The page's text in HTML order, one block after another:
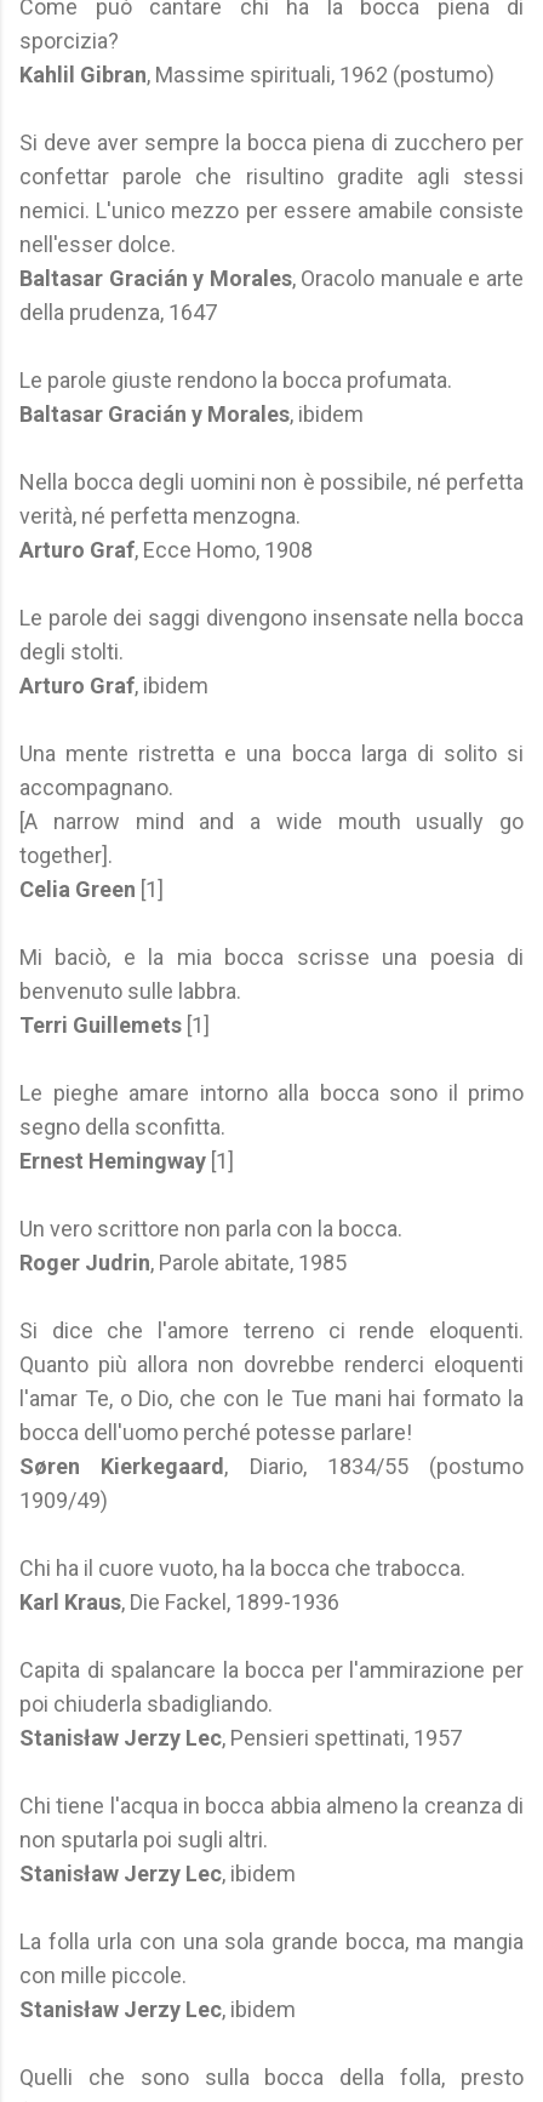
Come può cantare chi ha la bocca piena di
sporcizia?
Kahlil Gibran, Massime spirituali, 1962 (postumo)
Si deve aver sempre la bocca piena di zucchero per
confettar parole che risultino gradite agli stessi
nemici. L'unico mezzo per essere amabile consiste
nell'esser dolce.
Baltasar Gracián y Morales, Oracolo manuale e arte
della prudenza, 1647
Le parole giuste rendono la bocca profumata.
Baltasar Gracián y Morales, ibidem
Nella bocca degli uomini non è possibile, né perfetta
verità, né perfetta menzogna.
Arturo Graf, Ecce Homo, 1908
Le parole dei saggi divengono insensate nella bocca
degli stolti.
Arturo Graf, ibidem
Una mente ristretta e una bocca larga di solito si
accompagnano.
[A narrow mind and a wide mouth usually go
together].
Celia Green [1]
Mi baciò, e la mia bocca scrisse una poesia di
benvenuto sulle labbra.
Terri Guillemets [1]
Le pieghe amare intorno alla bocca sono il primo
segno della sconfitta.
Ernest Hemingway [1]
Un vero scrittore non parla con la bocca.
Roger Judrin, Parole abitate, 1985
Si dice che l'amore terreno ci rende eloquenti.
Quanto più allora non dovrebbe renderci eloquenti
l'amar Te, o Dio, che con le Tue mani hai formato la
bocca dell'uomo perché potesse parlare!
Søren Kierkegaard , Diario, 1834/55 (postumo
1909/49)
Chi ha il cuore vuoto, ha la bocca che trabocca.
Karl Kraus, Die Fackel, 1899-1936
Capita di spalancare la bocca per l'ammirazione per
poi chiuderla sbadigliando.
Stanisław Jerzy Lec, Pensieri spettinati, 1957
Chi tiene l'acqua in bocca abbia almeno la creanza di
non sputarla poi sugli altri.
Stanisław Jerzy Lec, ibidem
La folla urla con una sola grande bocca, ma mangia
con mille piccole.
Stanisław Jerzy Lec, ibidem
Quelli che sono sulla bocca della folla, presto